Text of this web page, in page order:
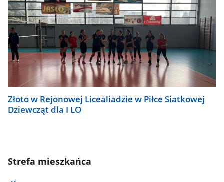
Złoto w Rejonowej Licealiadzie w Piłce Siatkowej
Dziewcząt dla I LO
Strefa mieszkańca